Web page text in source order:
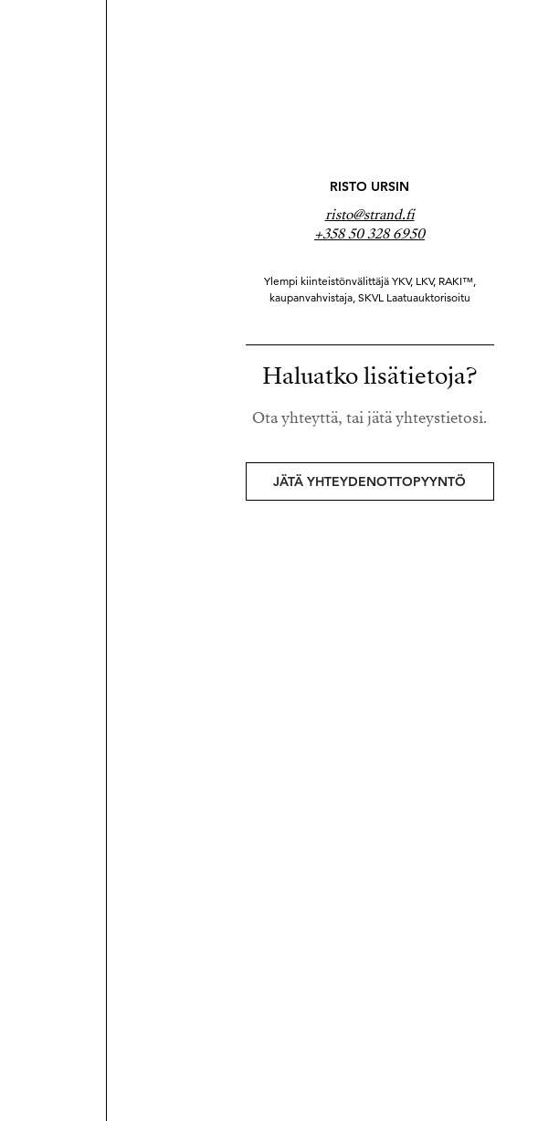
RISTO URSIN
risto@strand.fi
+358 50 328 6950
Ylempi kiinteistönvälittäjä YKV, LKV, RAKI™,
kaupanvahvistaja, SKVL Laatuauktorisoitu
Haluatko lisätietoja?
Ota yhteyttä, tai jätä yhteystietosi.
JÄTÄ YHTEYDENOTTOPYYNTÖ